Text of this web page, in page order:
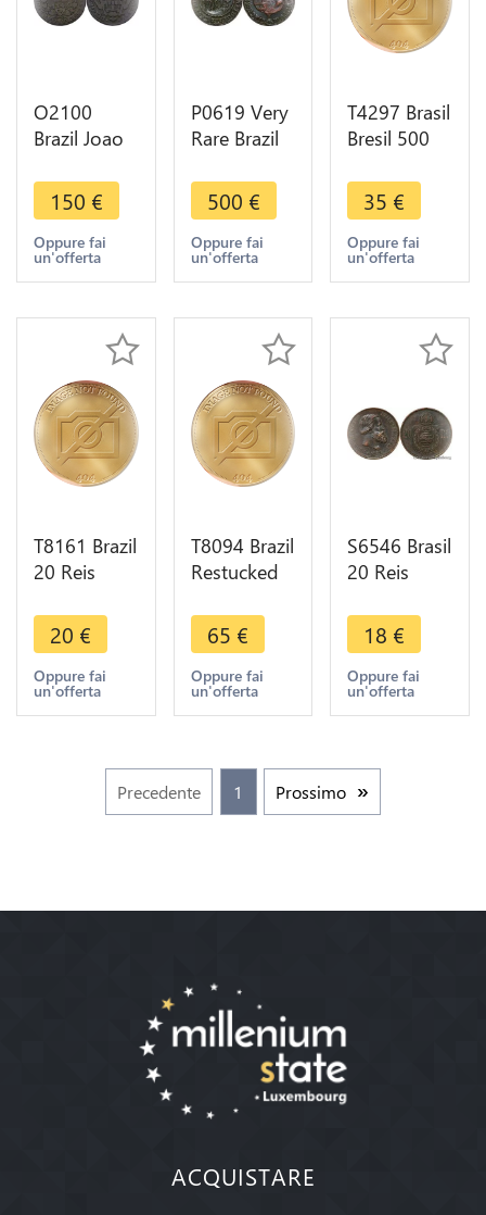
O2100
Brazil Joao
1746 XF !! -
>Make
offer
150 €
Oppure fai
un'offerta
P0619 Very
Rare Brazil
Joao 1814
B Bahia
Counterstamped
20 !!
500 €
Oppure fai
un'offerta
T4297 Brasil
Bresil 500
Silver
Argent ->
Make offer
35 €
Oppure fai
un'offerta
T8161 Brazil
20 Reis
1829 R Rio
de Janeiro-
> M Offer
20 €
Oppure fai
un'offerta
T8094 Brazil
Restucked
Reis
Countermark
1830 -> M
Offer
65 €
Oppure fai
un'offerta
S6546 Brasil
20 Reis
II 1869 SUP
->Faire
Offre
18 €
Oppure fai
un'offerta
Precedente 1 Prossimo
ACQUISTARE